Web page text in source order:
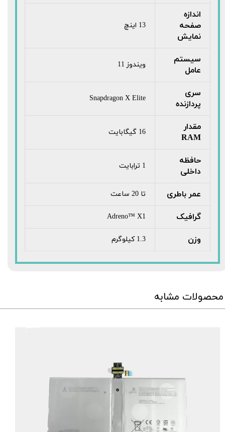
اندازه
صفحه
نمایش
13 اینچ
سیستم
عامل
ویندوز 11
سری
پردازنده
Snapdragon X Elite
مقدار
RAM
16 گیگابایت
حافظه
داخلی
1 ترابایت
عمر باطری تا 20 ساعت
گرافیک Adreno™ X1
وزن 1.3 کیلوگرم
محصولات مشابه